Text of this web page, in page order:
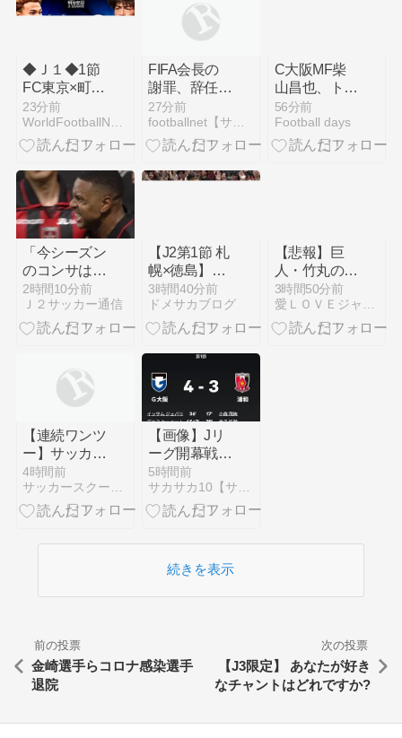
◆Ｊ１◆1節
FC東京×町田
FC東京先制
も橋本が退場
し大量5失
位発進
23分前
FIFA会長の
謝罪、辞任要
求は収まらず
UEFAはボイ
コットの方針
27分前
C大阪MF柴
山昌也、トレ
ーニングマッ
チ中に負傷…
左ひざ複合じ
56分前
Football days
「今シーズン
のコンサは面
白い❕」コン
サドーレ札幌
J2も新開幕！
が1ゴール1
アシストの活
開幕戦で5年
ぶりの勝利
2時間10分前
Ｊ２サッカー通信
【J2第1節 札
幌×徳島】札
幌がホームで
の開幕戦を制
し5年ぶり白
入のペイショ
ットが1G1A
の活躍
3時間40分前
ドメサカブログ
【悲報】巨
人・竹丸の魔
法がすっかり
解けてしま
う…
3時間50分前
愛ＬＯＶＥジャイアンツ
【連続ワンツ
ー】サッカー
スクール（教
室） ヴェリ
ティ諏訪、諏
訪、岡谷市、
4時間前
サッカースクール エテルネル ヴェリティ諏訪
【画像】Jリ
ーグ開幕戦が
史上最多来場
者数！2試合
の試合結果が
wwwwww
5時間前
サカサカ10【サッカーまとめ速報】
続きを表示
前の投票
金崎選手らコロナ感染選手
退院
次の投票
【J3限定】 あなたが好き
なチャントはどれですか?